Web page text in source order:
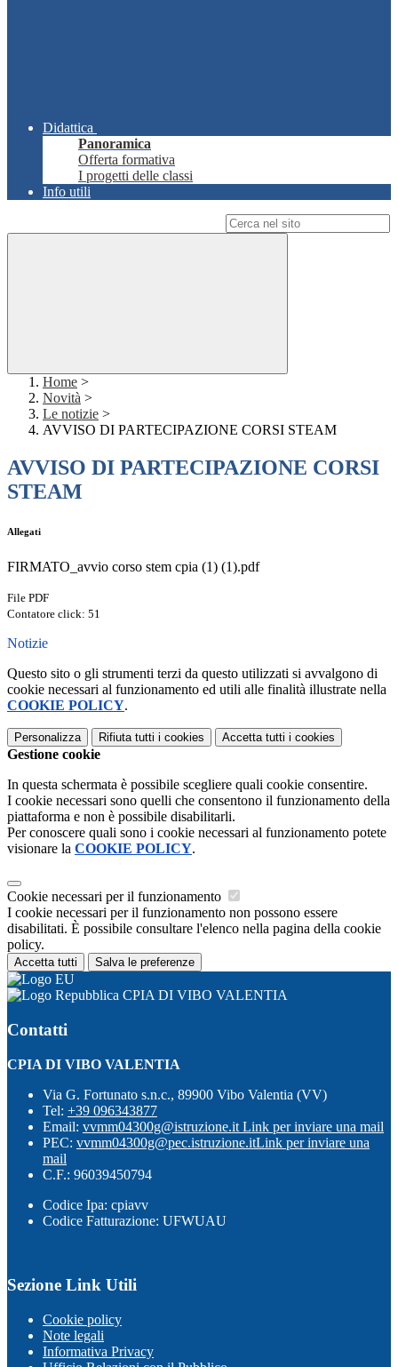
Didattica
Panoramica
Offerta formativa
I progetti delle classi
Info utili
Home >
Novità >
Le notizie >
AVVISO DI PARTECIPAZIONE CORSI STEAM
AVVISO DI PARTECIPAZIONE CORSI
STEAM
Allegati
FIRMATO_avvio corso stem cpia (1) (1).pdf
File PDF
Contatore click: 51
Notizie
Questo sito o gli strumenti terzi da questo utilizzati si avvalgono di
cookie necessari al funzionamento ed utili alle finalità illustrate nella
COOKIE POLICY.
Personalizza Rifiuta tutti i cookies Accetta tutti i cookies
Gestione cookie
In questa schermata è possibile scegliere quali cookie consentire.
I cookie necessari sono quelli che consentono il funzionamento della
piattaforma e non è possibile disabilitarli.
Per conoscere quali sono i cookie necessari al funzionamento potete
visionare la COOKIE POLICY.
Cookie necessari per il funzionamento
I cookie necessari per il funzionamento non possono essere
disabilitati. È possibile consultare l'elenco nella pagina della cookie
policy.
Accetta tutti Salva le preferenze
CPIA DI VIBO VALENTIA
Contatti
CPIA DI VIBO VALENTIA
Via G. Fortunato s.n.c., 89900 Vibo Valentia (VV)
Tel: +39 096343877
Email: vvmm04300g@istruzione.it Link per inviare una mail
PEC: vvmm04300g@pec.istruzione.itLink per inviare una
mail
C.F.: 96039450794
Codice Ipa: cpiavv
Codice Fatturazione: UFWUAU
Sezione Link Utili
Cookie policy
Note legali
Informativa Privacy